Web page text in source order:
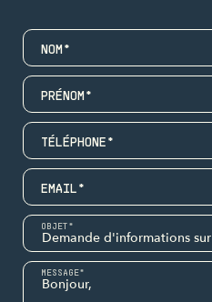
NOM*
PRÉNOM*
TÉLÉPHONE*
EMAIL*
OBJET*
MESSAGE*